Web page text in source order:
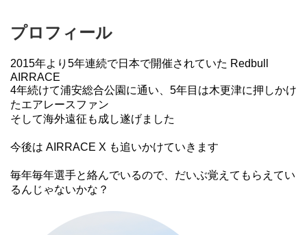
プロフィール
2015年より5年連続で日本で開催されていた Redbull
AIRRACE
4年続けて浦安総合公園に通い、5年目は木更津に押しかけ
たエアレースファン
そして海外遠征も成し遂げました
今後は AIRRACE X も追いかけていきます
毎年毎年選手と絡んでいるので、だいぶ覚えてもらえてい
るんじゃないかな？